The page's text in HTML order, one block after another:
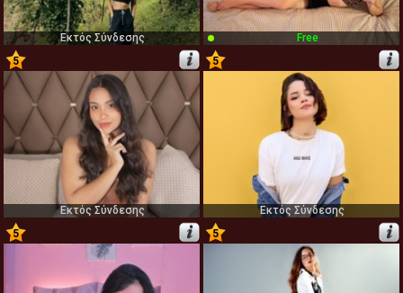
Εκτός Σύνδεσης
Free
5
43
Εκτός Σύνδεσης
5
Εκτός Σύνδεσης
5
5